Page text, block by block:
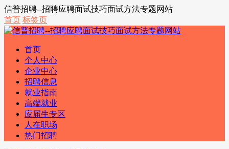
信普招聘--招聘应聘面试技巧面试方法专题网站
首页 标签页
首页
个人中心
企业中心
招聘信息
就业指南
高端就业
应届生专区
人在职场
热门招聘